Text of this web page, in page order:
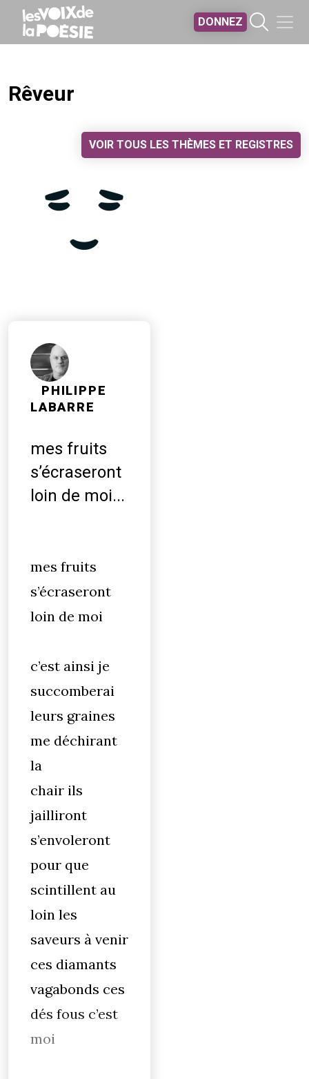
DONNEZ
Rêveur
VOIR TOUS LES THÈMES ET REGISTRES
PHILIPPE
LABARRE
mes fruits
s’écraseront
loin de moi...
mes fruits
s’écraseront
loin de moi
c’est ainsi je
succomberai
leurs graines
me déchirant
la
chair ils
jailliront
s’envoleront
pour que
scintillent au
loin les
saveurs à venir
ces diamants
vagabonds ces
dés fous c’est
moi